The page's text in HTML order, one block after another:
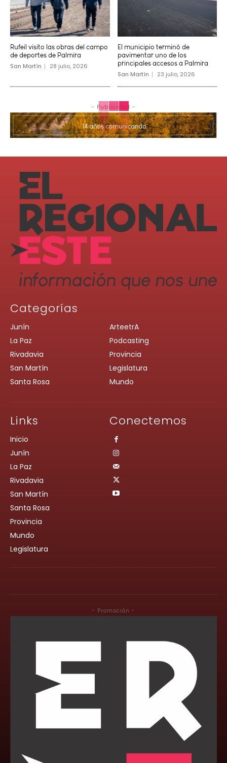
Rufeil visito las obras del campo
de deportes de Palmira
San Martín 28 julio, 2026
El municipio terminó de
pavimentar uno de los
principales accesos a Palmira
San Martín 23 julio, 2026
- Publicidad -
Categorías
Junín
La Paz
Rivadavia
San Martín
Santa Rosa
ArteetrA
Podcasting
Provincia
Legislatura
Mundo
Links
Inicio
Junín
La Paz
Rivadavia
San Martín
Santa Rosa
Provincia
Mundo
Legislatura
Conectemos
- Promoción -